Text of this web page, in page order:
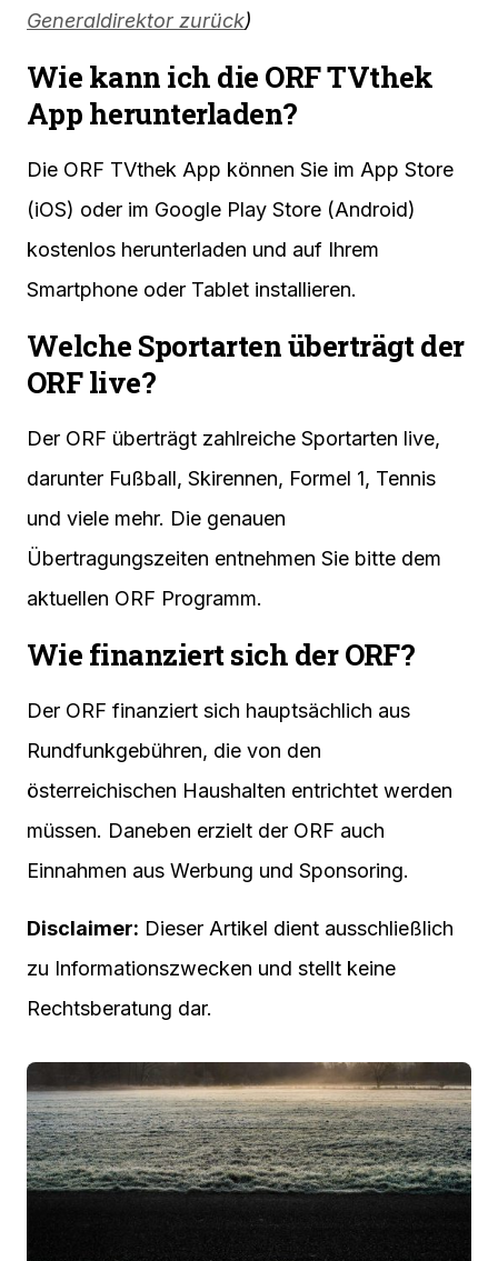
Generaldirektor zurück)
Wie kann ich die ORF TVthek
App herunterladen?
Die ORF TVthek App können Sie im App Store
(iOS) oder im Google Play Store (Android)
kostenlos herunterladen und auf Ihrem
Smartphone oder Tablet installieren.
Welche Sportarten überträgt der
ORF live?
Der ORF überträgt zahlreiche Sportarten live,
darunter Fußball, Skirennen, Formel 1, Tennis
und viele mehr. Die genauen
Übertragungszeiten entnehmen Sie bitte dem
aktuellen ORF Programm.
Wie finanziert sich der ORF?
Der ORF finanziert sich hauptsächlich aus
Rundfunkgebühren, die von den
österreichischen Haushalten entrichtet werden
müssen. Daneben erzielt der ORF auch
Einnahmen aus Werbung und Sponsoring.
Disclaimer: Dieser Artikel dient ausschließlich
zu Informationszwecken und stellt keine
Rechtsberatung dar.